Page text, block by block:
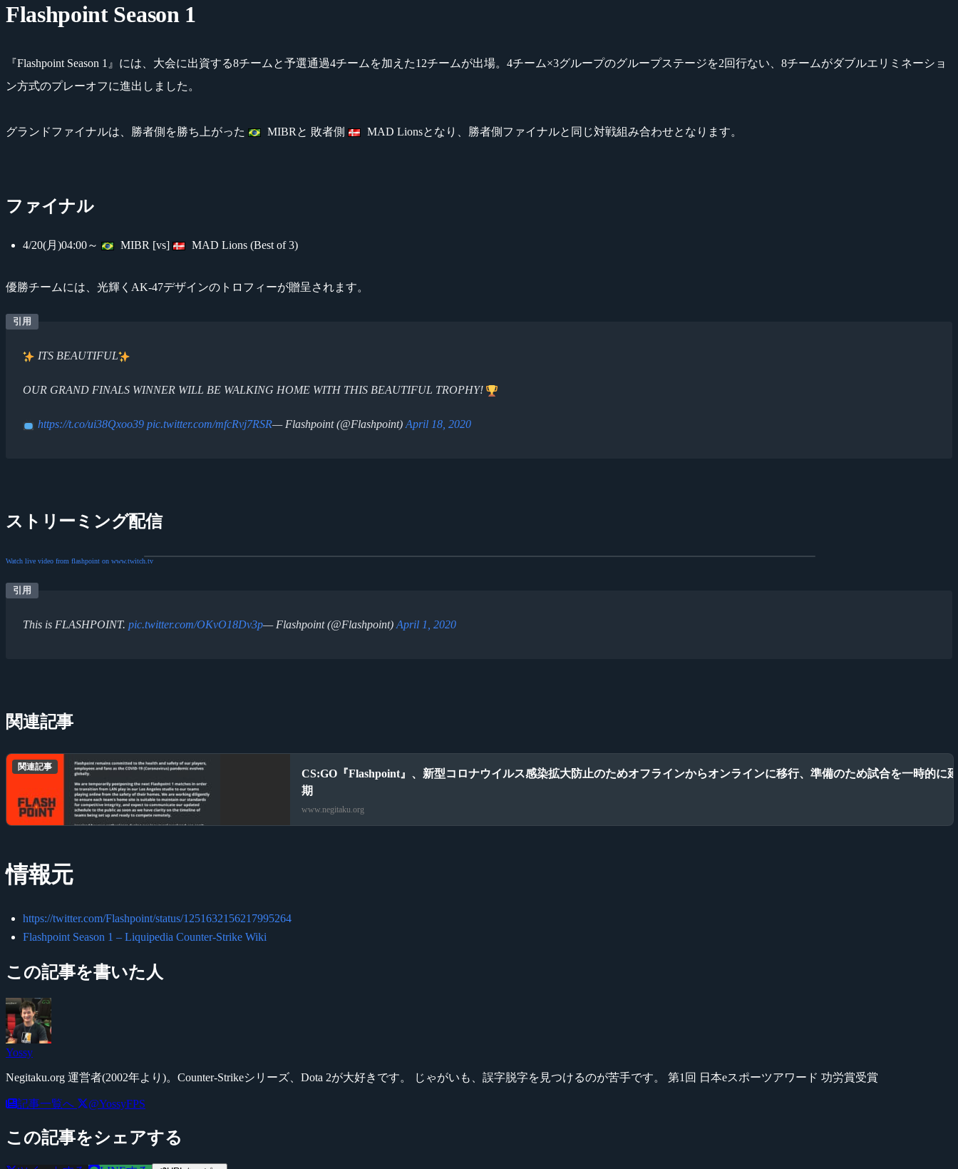
Flashpoint Season 1
『Flashpoint Season 1』には、大会に出資する8チームと予選通過4チームを加えた12チームが出場。4チーム×3グループのグループステージを2回行ない、8チームがダブルエリミネーショ
ン方式のプレーオフに進出しました。
グランドファイナルは、勝者側を勝ち上がった MIBRと 敗者側 MAD Lionsとなり、勝者側ファイナルと同じ対戦組み合わせとなります。
ファイナル
4/20(月)04:00～ MIBR [vs] MAD Lions (Best of 3)
優勝チームには、光輝くAK-47デザインのトロフィーが贈呈されます。
ITS BEAUTIFUL
OUR GRAND FINALS WINNER WILL BE WALKING HOME WITH THIS BEAUTIFUL TROPHY!
https://t.co/ui38Qxoo39 pic.twitter.com/mfcRvj7RSR— Flashpoint (@Flashpoint) April 18, 2020
ストリーミング配信
Watch live video from flashpoint on www.twitch.tv
This is FLASHPOINT. pic.twitter.com/OKvO18Dv3p— Flashpoint (@Flashpoint) April 1, 2020
関連記事
関連記事
CS:GO『Flashpoint』、新型コロナウイルス感染拡大防止のためオフラインからオンラインに移行、準備のため試合を一時的に
期
www.negitaku.org
情報元
https://twitter.com/Flashpoint/status/1251632156217995264
Flashpoint Season 1 – Liquipedia Counter-Strike Wiki
この記事を書いた人
Yossy
Negitaku.org 運営者(2002年より)。Counter-Strikeシリーズ、Dota 2が大好きです。 じゃがいも、誤字脱字を見つけるのが苦手です。 第1回 日本eスポーツアワード 功労賞受賞
記事一覧へ @YossyFPS
この記事をシェアする